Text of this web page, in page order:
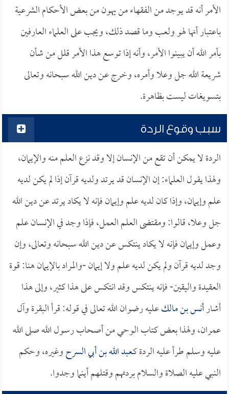
الأمر أنه قد يوجد من الفقهاء من يهون من بعض الأحكام الشرعية
باعتبار أنها لهو ولعب وما قصد ذلك، ويجب على العلماء العارفين
بأمر الله أن يبينوا الأمر، وأنه إذا توسع هذا الأمر قلل من شأن
شريعة الله جل وعلا وأمره، وخرج عن دين الله سبحانه وتعالى
بتسويغات ليست بظاهرة.
سبب وقوع الردة
الردة لا يمكن أن تقع من الإنسان إلا وقد نزع العلم منه والإيمان،
ولهذا يقول العلماء: إن الإنسان قد يرتد ولديه قرآن إذا لم يكن لديه
علم وإيمان، وإذا كان لديه علم وإيمان فإنه لا يكاد يرتد عن دين الله
جل وعلا، قالوا: ومقتضى العلم العمل، فإذا وجد في الإنسان علم
وعمل وإيمان فإنه لا يكاد ينتكس عن دين الله سبحانه وتعالى، وإن
وجد لديه قرآن ولم يكن لديه علم ولا إيمان -والمراد بالإيمان هنا: قوة
العقيدة واليقين- فإنه ينتكس وقد انتكس على هذا كثير، وإلى هذا
أشارأنس بن مالكعليه رضوان الله تعالى في قوله: قرأ البقرة وآل
عمران، ولهذا بعض كتاب الوحي من أصحاب رسول الله صلى الله
عليه وسلم طرأ عليه الردة كـعبد الله بن أبي السرحوغيره، وحكم
النبي عليه الصلاة والسلام بردتهم وقتلهم أينما وجدوا.